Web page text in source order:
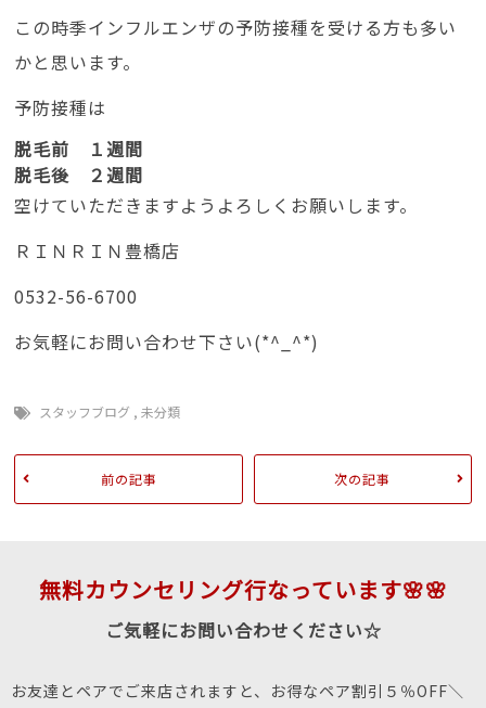
この時季インフルエンザの予防接種を受ける方も多い
かと思います。
予防接種は
脱毛前 １週間
脱毛後 ２週間
空けていただきますようよろしくお願いします。
ＲＩＮＲＩＮ豊橋店
0532-56-6700
お気軽にお問い合わせ下さい(*^_^*)
スタッフブログ ,未分類
前の記事 次の記事
無料カウンセリング行なっています🌸🌸
ご気軽にお問い合わせください☆
お友達とペアでご来店されますと、お得なペア割引５％OFF＼